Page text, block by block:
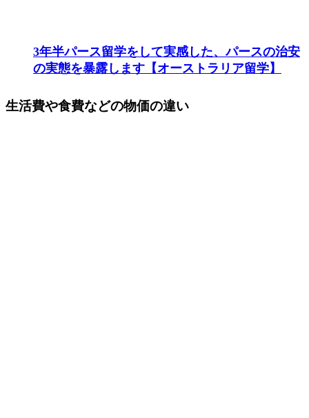
3年半パース留学をして実感した、パースの治安
の実態を暴露します【オーストラリア留学】
生活費や食費などの物価の違い